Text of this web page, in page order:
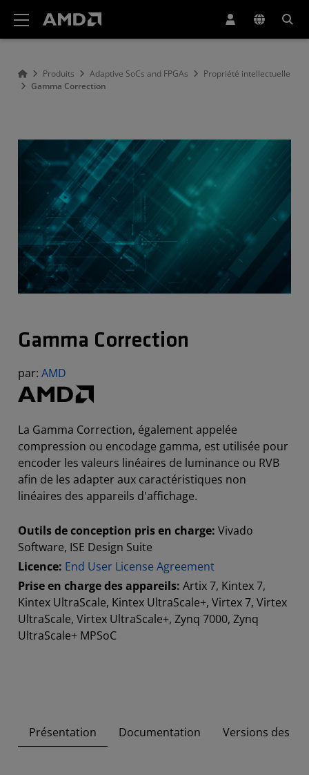
Produits Adaptive SoCs and FPGAs
Propriété intellectuelle
Gamma Correction
Gamma Correction
par: AMD
La Gamma Correction, également appelée
compression ou encodage gamma, est utilisée pour
encoder les valeurs linéaires de luminance ou RVB
afin de les adapter aux caractéristiques non
linéaires des appareils d'affichage.
Outils de conception pris en charge: Vivado
Software, ISE Design Suite
Licence: End User License Agreement
Prise en charge des appareils: Artix 7, Kintex 7,
Kintex UltraScale, Kintex UltraScale+, Virtex 7, Virtex
UltraScale, Virtex UltraScale+, Zynq 7000, Zynq
UltraScale+ MPSoC
Présentation Documentation Versions des